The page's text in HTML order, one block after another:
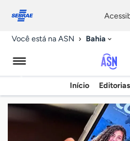
conosco
Você está na ASN Bahia
de
Início Editorias